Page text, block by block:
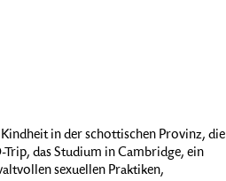
in der schottischen Provinz, die
Trip, das Studium in Cambridge, ein
sexuellen Praktiken,